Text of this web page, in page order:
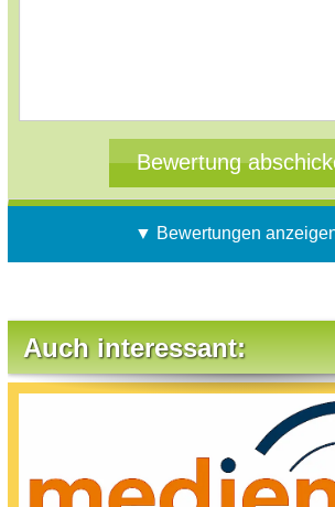
▼ Bewertungen
Auch interessant: